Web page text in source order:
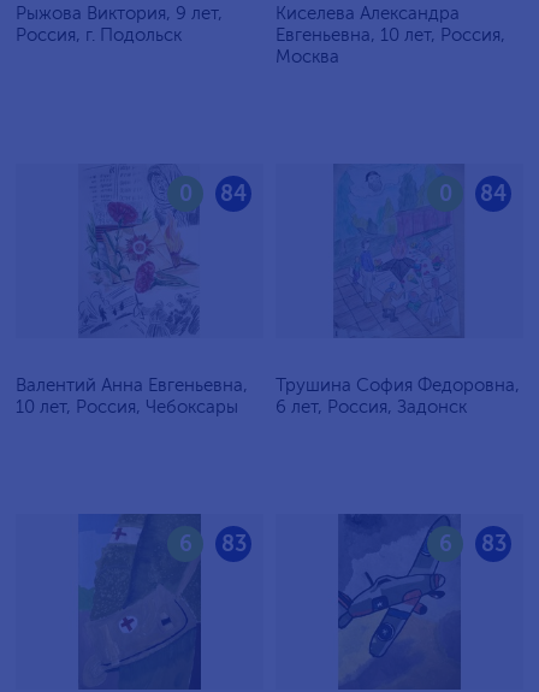
Рыжова Виктория, 9 лет,
Россия, г. Подольск
Киселева Александра
Евгеньевна, 10 лет, Россия,
Москва
84
0
Валентий Анна Евгеньевна,
10 лет, Россия, Чебоксары
84
0
Трушина София Федоровна,
6 лет, Россия, Задонск
83
6 83
6